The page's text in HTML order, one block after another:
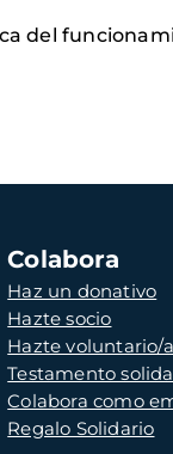
del
Colabora
Haz un donativo
Hazte socio
Hazte voluntario/a
Testamento
Colabora como
Regalo Solidario